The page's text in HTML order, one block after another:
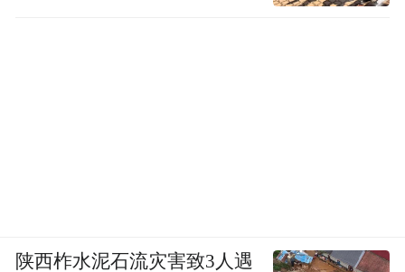
陕西柞水泥石流灾害致3人遇